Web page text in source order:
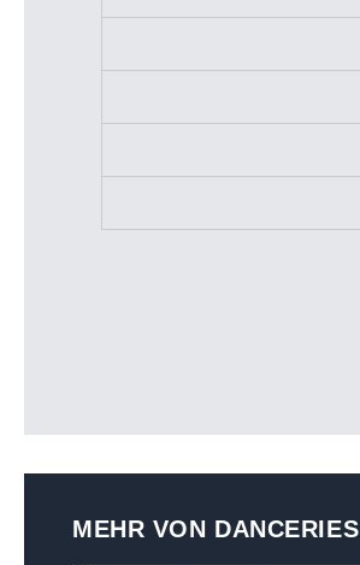
MEHR VON DANCERIES